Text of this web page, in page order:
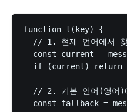
function t(key) {
// 1. 현재 언어에서
const current =
if (current) return
// 2. 기본 언어(영어)
const fallback =